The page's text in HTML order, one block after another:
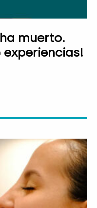
muerto.
experiencias!